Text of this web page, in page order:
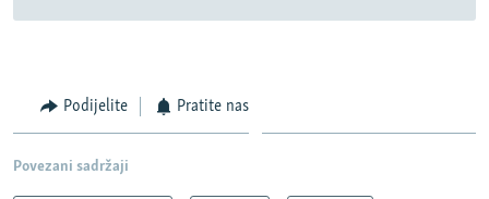
Podijelite Pratite nas
Povezani sadržaji